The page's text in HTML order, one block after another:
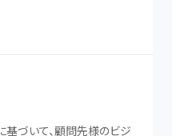
づいて、顧問先様のビジ